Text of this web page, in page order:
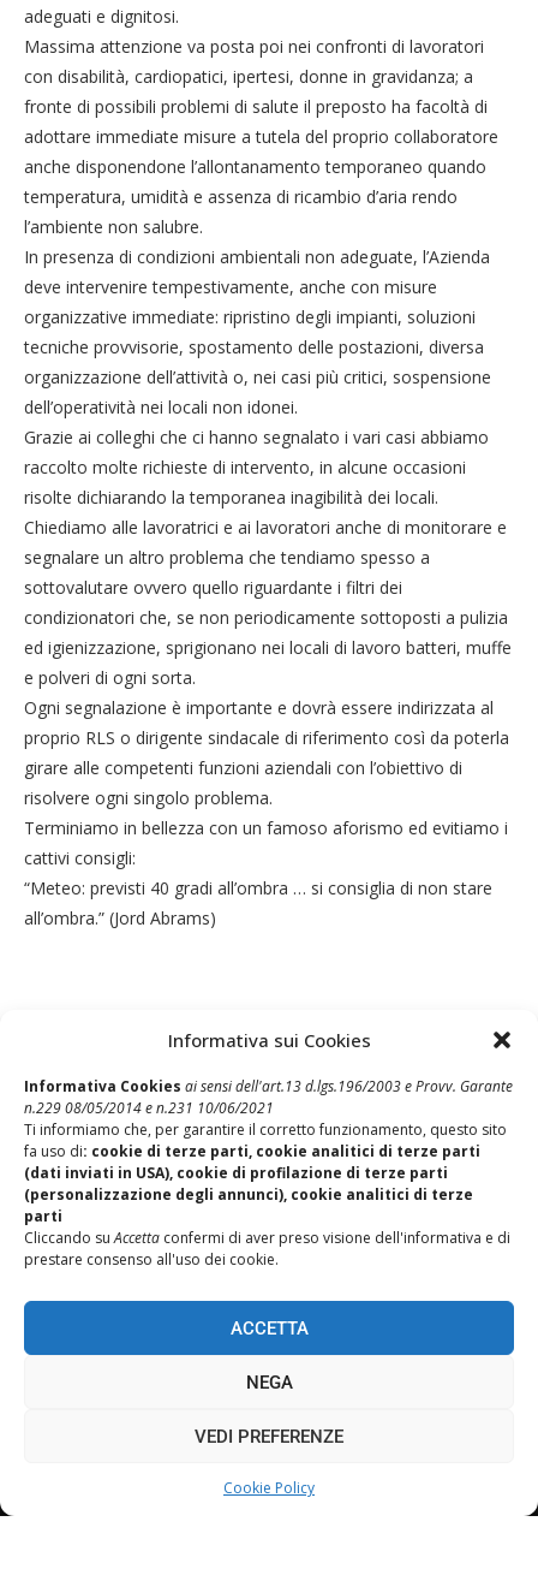
Informativa sui Cookies
Informativa Cookies ai sensi dell'art.13 d.lgs.196/2003 e Provv. Garante
n.229 08/05/2014 e n.231 10/06/2021
Ti informiamo che, per garantire il corretto funzionamento, questo sito
fa uso di: cookie di terze parti, cookie analitici di terze parti
(dati inviati in USA), cookie di profilazione di terze parti
(personalizzazione degli annunci), cookie analitici di terze
parti
Cliccando suAccetta confermi di aver preso visione dell'informativa e di
prestare consenso all'uso dei cookie.
ACCETTA
NEGA
VEDI PREFERENZE
Cookie Policy
adeguati e dignitosi.
Massima attenzione va posta poi nei confronti di lavoratori
con disabilità, cardiopatici, ipertesi, donne in gravidanza; a
fronte di possibili problemi di salute il preposto ha facoltà di
adottare immediate misure a tutela del proprio collaboratore
anche disponendone l’allontanamento temporaneo quando
temperatura, umidità e assenza di ricambio d’aria rendo
l’ambiente non salubre.
In presenza di condizioni ambientali non adeguate, l’Azienda
deve intervenire tempestivamente, anche con misure
organizzative immediate: ripristino degli impianti, soluzioni
tecniche provvisorie, spostamento delle postazioni, diversa
organizzazione dell’attività o, nei casi più critici, sospensione
dell’operatività nei locali non idonei.
Grazie ai colleghi che ci hanno segnalato i vari casi abbiamo
raccolto molte richieste di intervento, in alcune occasioni
risolte dichiarando la temporanea inagibilità dei locali.
Chiediamo alle lavoratrici e ai lavoratori anche di monitorare e
segnalare un altro problema che tendiamo spesso a
sottovalutare ovvero quello riguardante i filtri dei
condizionatori che, se non periodicamente sottoposti a pulizia
ed igienizzazione, sprigionano nei locali di lavoro batteri, muffe
e polveri di ogni sorta.
Ogni segnalazione è importante e dovrà essere indirizzata al
proprio RLS o dirigente sindacale di riferimento così da poterla
girare alle competenti funzioni aziendali con l’obiettivo di
risolvere ogni singolo problema.
Terminiamo in bellezza con un famoso aforismo ed evitiamo i
cattivi consigli:
“Meteo: previsti 40 gradi all’ombra … si consiglia di non stare
all’ombra.” (Jord Abrams)
Post Precedente
Ottimizzazione dei processi di Post Vendita e del Supporto
Operativo
Post Successivo
Deliberata la fusione per incorporazione del Consorzio in CAI
REALIZZAZIONE SITI WEB ITALA